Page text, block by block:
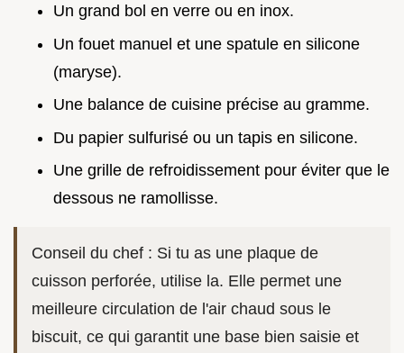
Un grand bol en verre ou en inox.
Un fouet manuel et une spatule en silicone
(maryse).
Une balance de cuisine précise au gramme.
Du papier sulfurisé ou un tapis en silicone.
Une grille de refroidissement pour éviter que le
dessous ne ramollisse.
Conseil du chef : Si tu as une plaque de
cuisson perforée, utilise la. Elle permet une
meilleure circulation de l'air chaud sous le
biscuit, ce qui garantit une base bien saisie et